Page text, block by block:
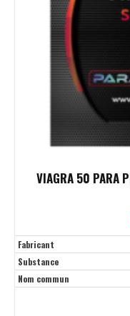
VIAGRA 50 PARA
Fabricant
Substance
Nom commun